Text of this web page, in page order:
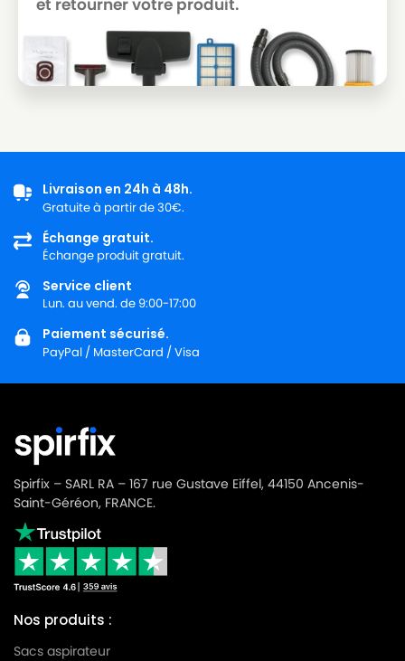
LG-
GOLDSTAR
LG-GOLDSTAR TB 33
LG-
LG-GOLDSTAR TB 39
LG-
GOLDSTAR
LG-GOLDSTAR TURBO 2700
LG-
GOLDSTAR
LG-GOLDSTAR TURBO 2900
LG-
LG-GOLDSTAR TURBO 3100 B
LG-
GOLDSTAR
LG-
GOLDSTAR
GOLDSTAR
LG-
GOLDSTAR
LG-GOLDSTAR TURBO 3400
LG-
GOLDSTAR
et retourner votre produit.
Livraison en 24h à 48h.
Gratuite à partir de 30€.
Échange gratuit.
Échange produit gratuit.
Service client
Lun. au vend. de 9:00-17:00
Paiement sécurisé.
PayPal / MasterCard / Visa
Spirfix – SARL RA – 167 rue Gustave Eiffel, 44150 Ancenis-
Saint-Géréon, FRANCE.
Nos produits :
Sacs aspirateur